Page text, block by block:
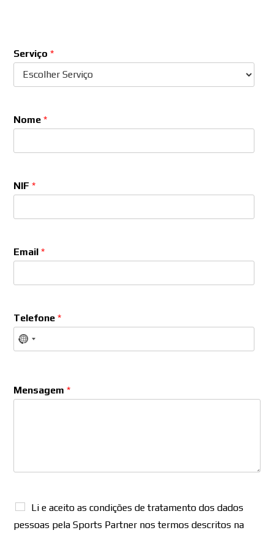
Serviço*
Nome*
NIF*
Email*
Telefone*
Mensagem*
Li e aceito as condições de tratamento dos dados
pessoas pela Sports Partner nos termos descritos na